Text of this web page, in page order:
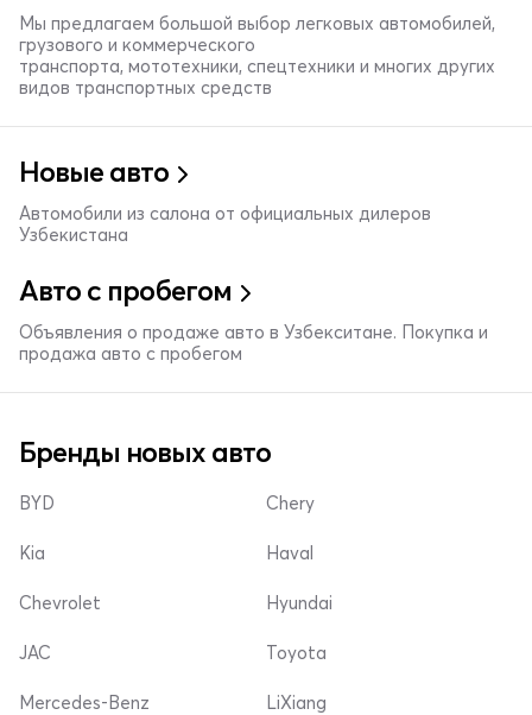
Мы предлагаем большой выбор легковых автомобилей,
грузового и коммерческого
транспорта, мототехники, спецтехники и многих других
видов транспортных средств
Новые авто
Автомобили из салона от официальных дилеров
Узбекистана
Авто с пробегом
Объявления о продаже авто в Узбекситане. Покупка и
продажа авто с пробегом
Бренды новых авто
BYD
Kia
Chevrolet
Chery
Haval
Hyundai
JAC
Mercedes-Benz
Toyota
LiXiang